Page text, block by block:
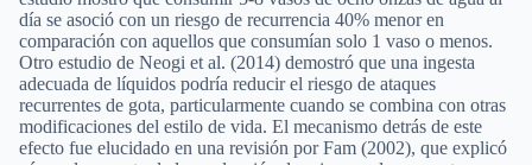
día se asoció con un riesgo de recurrencia 40% menor en
comparación con aquellos que consumían solo 1 vaso o menos.
Otro estudio de Neogi et al. (2014) demostró que una ingesta
adecuada de líquidos podría reducir el riesgo de ataques
recurrentes de gota, particularmente cuando se combina con otras
modificaciones del estilo de vida. El mecanismo detrás de este
efecto fue elucidado en una revisión por Fam (2002), que explicó